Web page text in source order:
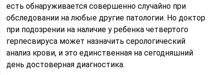
есть обнаруживается совершенно случайно при
обследовании на любые другие патологии. Но доктор
при подозрении на наличие у ребенка четвертого
герпесвируса может назначить серологический
анализ крови, и это единственная на сегодняшний
день достоверная диагностика.